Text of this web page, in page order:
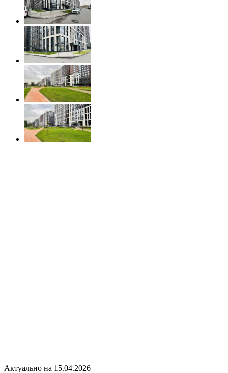
Актуально на 15.04.2026